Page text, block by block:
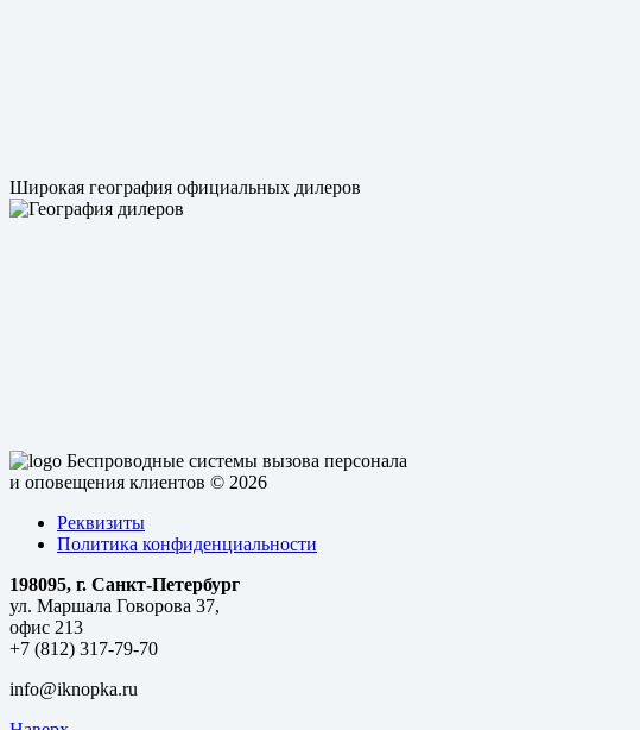
Широкая география официальных дилеров
Беспроводные системы вызова персонала
и оповещения клиентов © 2026
Реквизиты
Политика конфиденциальности
198095, г. Санкт-Петербург
ул. Маршала Говорова 37,
офис 213
+7 (812) 317-79-70
info@iknopka.ru